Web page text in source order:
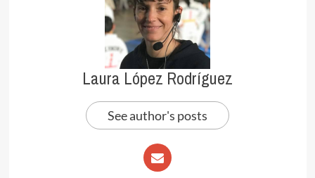
Laura López Rodríguez
See author's posts